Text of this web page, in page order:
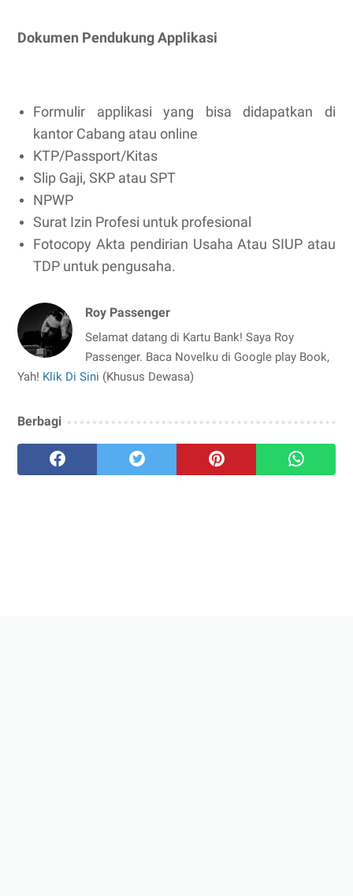
Dokumen Pendukung Applikasi
Formulir applikasi yang bisa didapatkan di
kantor Cabang atau online
KTP/Passport/Kitas
Slip Gaji, SKP atau SPT
NPWP
Surat Izin Profesi untuk profesional
Fotocopy Akta pendirian Usaha Atau SIUP atau
TDP untuk pengusaha.
Roy Passenger
Selamat datang di Kartu Bank! Saya Roy
Passenger. Baca Novelku di Google play Book,
Yah! Klik Di Sini (Khusus Dewasa)
Berbagi